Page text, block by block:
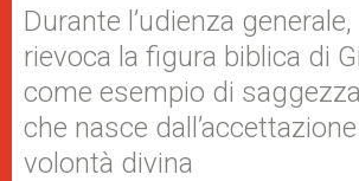
Durante l’udienza
rievoca la figura biblica di
come esempio di
che nasce
volontà divina